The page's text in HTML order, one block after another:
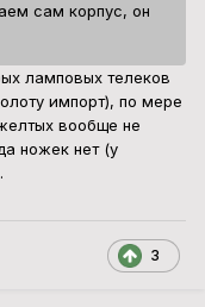
сам корпус, он
ламповых телеков
импорт), по мере
вообще не
ножек нет (у
3